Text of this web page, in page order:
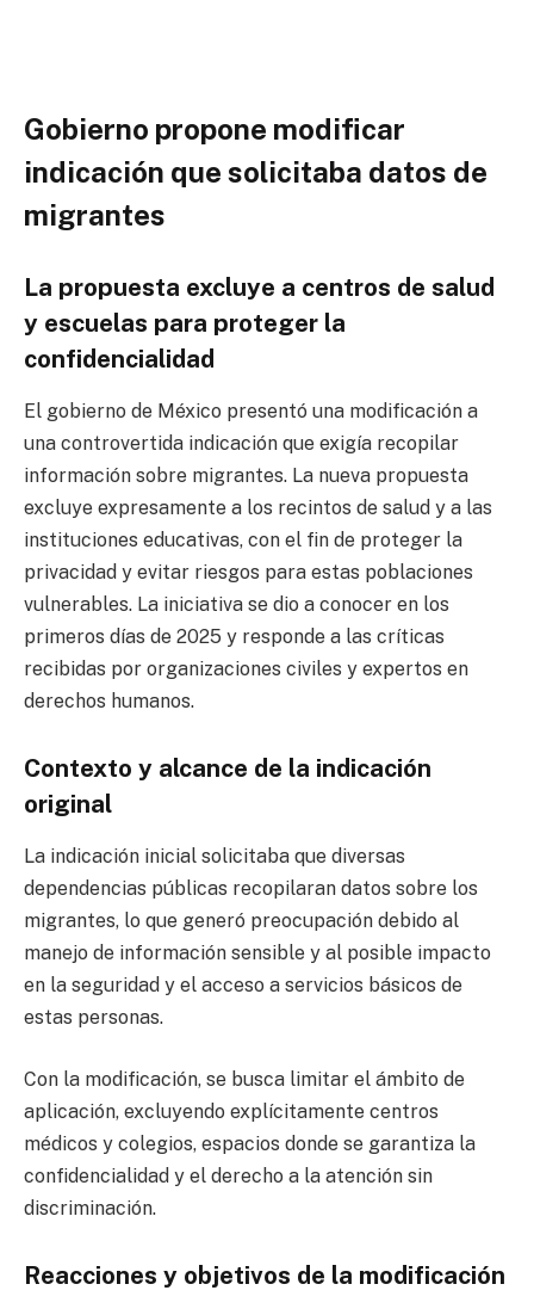
Gobierno propone modificar
indicación que solicitaba datos de
migrantes
La propuesta excluye a centros de salud
y escuelas para proteger la
confidencialidad
El gobierno de México presentó una modificación a
una controvertida indicación que exigía recopilar
información sobre migrantes. La nueva propuesta
excluye expresamente a los recintos de salud y a las
instituciones educativas, con el fin de proteger la
privacidad y evitar riesgos para estas poblaciones
vulnerables. La iniciativa se dio a conocer en los
primeros días de 2025 y responde a las críticas
recibidas por organizaciones civiles y expertos en
derechos humanos.
Contexto y alcance de la indicación
original
La indicación inicial solicitaba que diversas
dependencias públicas recopilaran datos sobre los
migrantes, lo que generó preocupación debido al
manejo de información sensible y al posible impacto
en la seguridad y el acceso a servicios básicos de
estas personas.
Con la modificación, se busca limitar el ámbito de
aplicación, excluyendo explícitamente centros
médicos y colegios, espacios donde se garantiza la
confidencialidad y el derecho a la atención sin
discriminación.
Reacciones y objetivos de la modificación